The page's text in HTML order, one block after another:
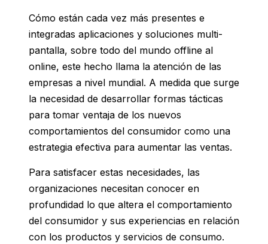
Cómo están cada vez más presentes e
integradas aplicaciones y soluciones multi-
pantalla, sobre todo del mundo offline al
online, este hecho llama la atención de las
empresas a nivel mundial. A medida que surge
la necesidad de desarrollar formas tácticas
para tomar ventaja de los nuevos
comportamientos del consumidor como una
estrategia efectiva para aumentar las ventas.
Para satisfacer estas necesidades, las
organizaciones necesitan conocer en
profundidad lo que altera el comportamiento
del consumidor y sus experiencias en relación
con los productos y servicios de consumo.